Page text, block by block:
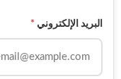
البريد الإلكتروني *